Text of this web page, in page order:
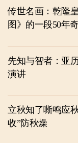
传世名画：乾隆
图》的一段50年
先知与智者：亚
演讲
立秋知了嘶鸣应
收”防秋燥